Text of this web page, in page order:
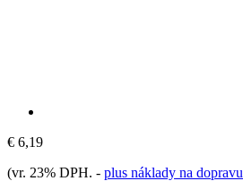
€ 6,19
(vr. 23% DPH. - plus náklady na dopravu